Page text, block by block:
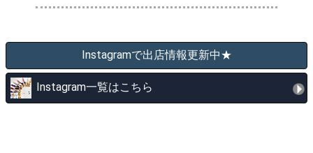
Instagramで出店情報更新中★
Instagram一覧はこちら